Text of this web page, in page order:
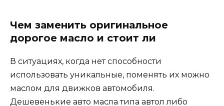
Чем заменить оригинальное
дорогое масло и стоит ли
В ситуациях, когда нет способности
использовать уникальные, поменять их можно
маслом для движков автомобиля.
Дешевенькие авто масла типа автол либо